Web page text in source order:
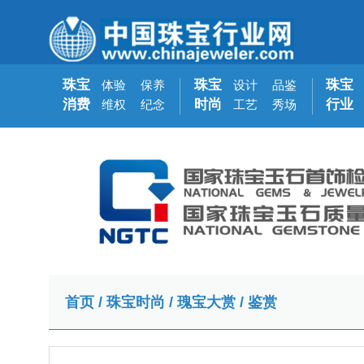
珠宝
消费
体验
维权
保养
纪念
珠宝
时尚
设计
工艺
品鉴
秀场
珠宝
行业
首页 / 珠宝时尚 / 瑰宝大赏 / 鉴赏